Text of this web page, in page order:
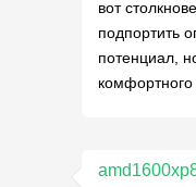
вот
подпортить
потенциал,
комфортного